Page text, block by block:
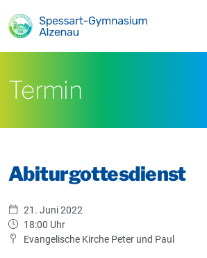
Termin
Abiturgottesdienst
21. Juni 2022
18:00 Uhr
Evangelische Kirche Peter und Paul